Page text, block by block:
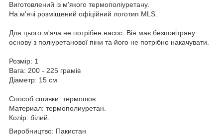
Виготовлений із м'якого термополіуретану.
На м'ячі розміщений офіційний логотип MLS.
Для цього м'яча не потрібен насос. Він має безповітряну
основу з поліуретанової піни та його не потрібно накачувати.
Розмір: 1
Вага: 200 - 225 грамів
Діаметр: 15 см
Способ сшивки: термошов.
Материал: термополиуретан.
Колір: білий.
Виробництво: Пакистан